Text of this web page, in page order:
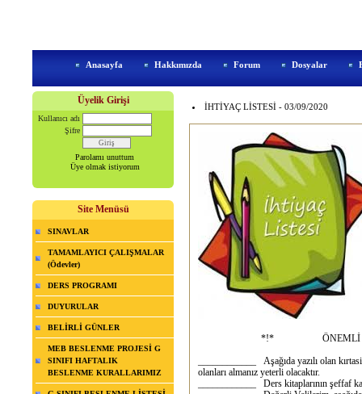
Anasayfa Hakkımızda Forum Dosyalar
Üyelik Girişi
Kullanıcı adı
Şifre
Parolamı unuttum
Üye olmak istiyorum
Site Menüsü
SINAVLAR
TAMAMLAYICI ÇALIŞMALAR
(Ödevler)
DERS PROGRAMI
DUYURULAR
BELİRLİ GÜNLER
MEB BESLENME PROJESİ G
SINIFI HAFTALIK
BESLENME KURALLARIMIZ
İHTİYAÇ LİSTESİ - 03/09/2020
*!* ÖNEMLİ
____________ Aşağıda yazılı olan
olanları almanız yeterli olacaktır.
____________ Ders kitaplarının şeffaf